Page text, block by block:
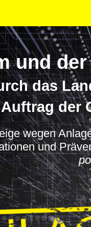
und
das
der
wegen
und